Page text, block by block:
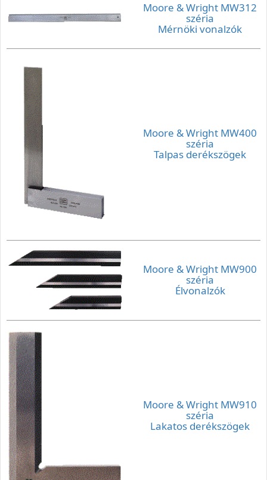
Moore & Wright MW312
széria
Mérnöki vonalzók
Moore & Wright MW400
széria
Talpas derékszögek
Moore & Wright MW900
széria
Élvonalzók
Moore & Wright MW910
széria
Lakatos derékszögek